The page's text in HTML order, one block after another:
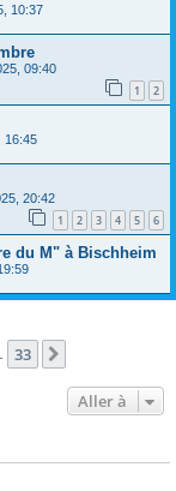
10:37
09:40
1 2
16:45
20:42
1 2 3 4 5 6
du M" à Bischheim
33
Aller à